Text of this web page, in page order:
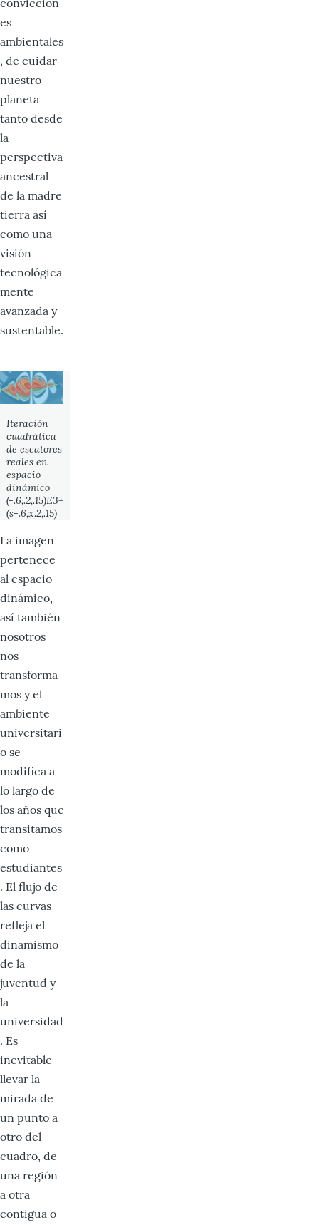
conviccion
es
ambientales
, de cuidar
nuestro
planeta
tanto desde
la
perspectiva
ancestral
de la madre
tierra así
como una
visión
tecnológica
mente
avanzada y
sustentable.
Iteración
cuadrática
de escatores
reales en
espacio
dinámico
(-.6,.2,.15)E3+
(s-.6,x.2,.15)
La imagen
pertenece
al espacio
dinámico,
así también
nosotros
nos
transforma
mos y el
ambiente
universitari
o se
modifica a
lo largo de
los años que
transitamos
como
estudiantes
. El flujo de
las curvas
refleja el
dinamismo
de la
juventud y
la
universidad
. Es
inevitable
llevar la
mirada de
un punto a
otro del
cuadro, de
una región
a otra
contigua o